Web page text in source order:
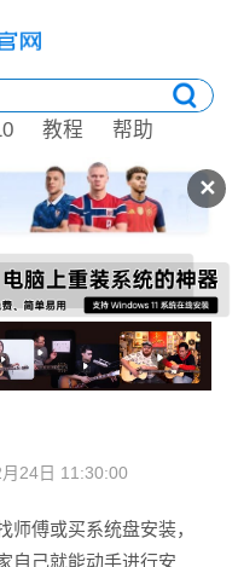
✕
教程 帮助
24日 11:30:00
傅或买系统盘安装，
自己就能动手进行安